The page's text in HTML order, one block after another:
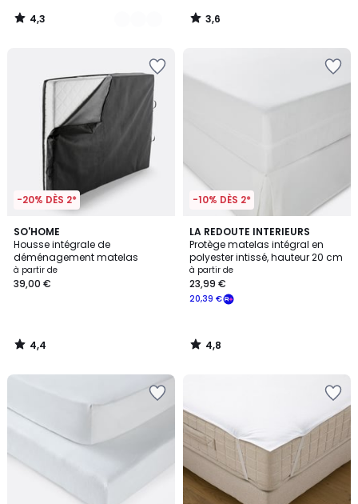
4,3
/
3,6
/
-20% DÈS 2*
SO'HOME
Housse intégrale de
déménagement matelas
à partir de
39,00 €
4,4
/ 5
4,4
/
-10% DÈS 2*
LA REDOUTE INTERIEURS
Protège matelas intégral en
polyester intissé, hauteur 20 cm
à partir de
20,39 €
23,99 €
4,8
/ 5
4,8
/